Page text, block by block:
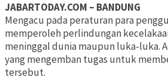
JABARTODAY.COM – BANDUNG
Mengacu pada peraturan para
memperoleh perlindungan
meninggal dunia maupun luka-luka.
yang mengemban tugas untuk
tersebut.